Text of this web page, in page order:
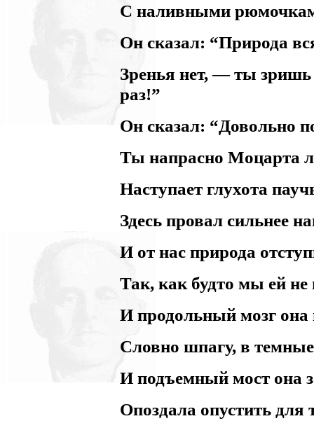
С наливными
Он сказал: “Природа
Зренья нет, — ты зришь
раз!”
Он сказал: “Довольно
Ты напрасно Моцарта
Наступает глухота
Здесь провал сильнее
И от нас природа
Так, как будто мы ей
И продольный мозг она
Словно шпагу, в
И подъемный мост она
Опоздала опустить для